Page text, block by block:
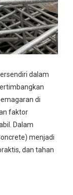
dalam
di
faktor
Dalam
menjadi
dan tahan